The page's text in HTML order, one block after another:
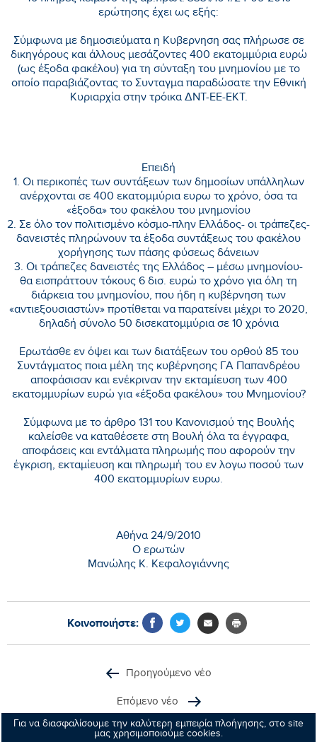
Για να διασφαλίσουμε την καλύτερη εμπειρία πλοήγησης, στο site
μας χρησιμοποιούμε cookies.
ερώτησης έχει ως εξής:
Σύμφωνα με δημοσιεύματα η Κυβερνηση σας πλήρωσε σε
δικηγόρους και άλλους μεσάζοντες 400 εκατομμύρια ευρώ
(ως έξοδα φακέλου) για τη σύνταξη του μνημονίου με το
οποίο παραβιάζοντας το Συνταγμα παραδώσατε την Εθνική
Κυριαρχία στην τρόικα ΔΝΤ-ΕΕ-ΕΚΤ.
Επειδή
1. Οι περικοπές των συντάξεων των δημοσίων υπάλληλων
ανέρχονται σε 400 εκατομμύρια ευρω το χρόνο, όσα τα
«έξοδα» του φακέλου του μνημονίου
2. Σε όλο τον πολιτισμένο κόσμο-πλην Ελλάδος- οι τράπεζες-
δανειστές πληρώνουν τα έξοδα συντάξεως του φακέλου
χορήγησης των πάσης φύσεως δάνειων
3. Οι τράπεζες δανειστές της Ελλάδος – μέσω μνημονίου-
θα εισπράττουν τόκους 6 δισ. ευρώ το χρόνο για όλη τη
διάρκεια του μνημονίου, που ήδη η κυβέρνηση των
«αντιεξουσιαστών» προτίθεται να παρατείνει μέχρι το 2020,
δηλαδή σύνολο 50 δισεκατομμύρια σε 10 χρόνια
Ερωτάσθε εν όψει και των διατάξεων του ορθού 85 του
Συντάγματος ποια μέλη της κυβέρνησης ΓΑ Παπανδρέου
αποφάσισαν και ενέκριναν την εκταμίευση των 400
εκατομμυρίων ευρώ για «έξοδα φακέλου» του Μνημονίου?
Σύμφωνα με το άρθρο 131 του Κανονισμού της Βουλής
καλείσθε να καταθέσετε στη Βουλή όλα τα έγγραφα,
αποφάσεις και εντάλματα πληρωμής που αφορούν την
έγκριση, εκταμίευση και πληρωμή του εν λογω ποσού των
400 εκατομμυρίων ευρω.
Αθήνα 24/9/2010
Ο ερωτών
Μανώλης Κ. Κεφαλογιάννης
Κοινοποιήστε:
Προηγούμενο νέο
Επόμενο νέο